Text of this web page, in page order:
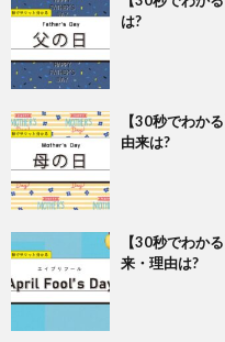
は?
【30秒でわか
由来は?
【30秒でわか
来・理由は?